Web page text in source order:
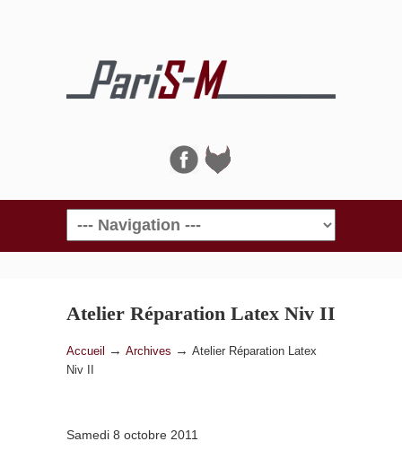
Navigation
Atelier Réparation Latex Niv II
Accueil → Archives → Atelier Réparation Latex
Niv II
Samedi 8 octobre 2011